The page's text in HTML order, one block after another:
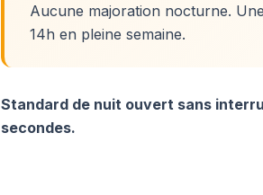
Aucune majoration nocturne.
14h en pleine semaine.
Standard de nuit ouvert sans
secondes.